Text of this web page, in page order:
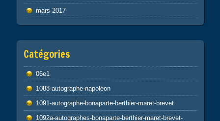
mars 2017
Catégories
06e1
1088-autographe-napoléon
1091-autographe-bonaparte-berthier-maret-brevet
1092a-autographes-bonaparte-berthier-maret-brevet-